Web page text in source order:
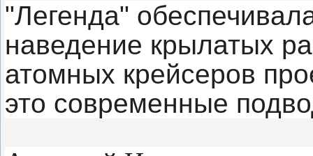
"Легенда"
наведение крылатых
атомных крейсеров
это современные